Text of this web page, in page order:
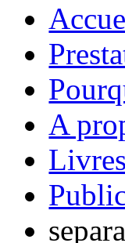
A
Livres